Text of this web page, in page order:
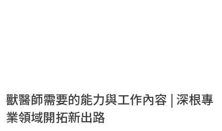
獸醫師需要的能力與工作內容 | 深根專
業領域開拓新出路